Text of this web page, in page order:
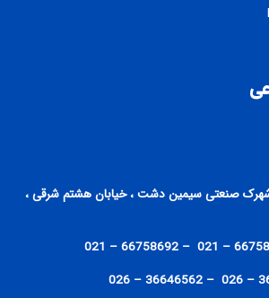
صنعتی سیمین دشت ، خیابان هشتم شرقی ،